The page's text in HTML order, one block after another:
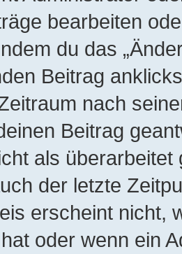
bearbeiten
du das
Beitrag
nach
Beitrag
als
der letzte
erscheint nicht,
oder wenn ein